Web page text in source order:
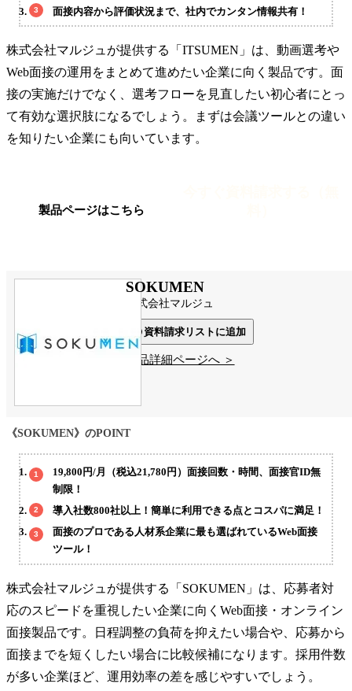
面接内容から評価状況まで、社内でカンタン情報共有！
株式会社マルジュが提供する「ITSUMEN」は、動画選考や
Web面接の運用をまとめて進めたい企業に向く製品です。面
接の実施だけでなく、選考フローを見直したい初心者にとっ
て有効な選択肢になるでしょう。まずは会議ツールとの違い
を知りたい企業にも向いています。
製品ページはこちら
SOKUMEN
株式会社マルジュ
資料請求リストに追加
製品詳細ページへ ＞
《SOKUMEN》のPOINT
19,800円/月（税込21,780円）面接回数・時間、面接官ID無
制限！
導入社数800社以上！簡単に利用できる点とコスパに満足！
面接のプロである人材系企業に最も選ばれているWeb面接
ツール！
株式会社マルジュが提供する「SOKUMEN」は、応募者対
応のスピードを重視したい企業に向くWeb面接・オンライン
面接製品です。日程調整の負荷を抑えたい場合や、応募から
面接までを短くしたい場合に比較候補になります。採用件数
が多い企業ほど、運用効率の差を感じやすいでしょう。